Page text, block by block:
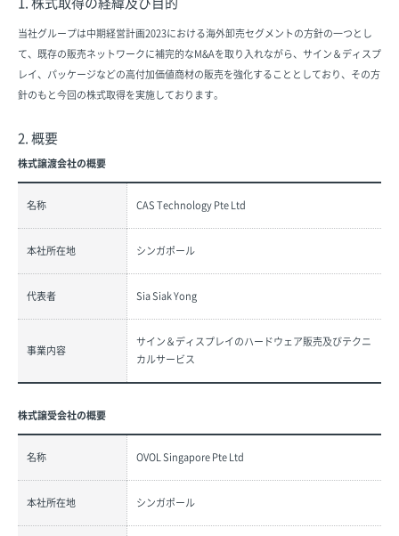
当社グループは中期経営計画2023における海外卸売セグメントの方針の一つとし
て、既存の販売ネットワークに補完的なM&Aを取り入れながら、サイン＆ディスプ
レイ、パッケージなどの高付加価値商材の販売を強化することとしており、その方
針のもと今回の株式取得を実施しております。
2. 概要
株式譲渡会社の概要
名称 CAS Technology Pte Ltd
本社所在地 シンガポール
代表者 Sia Siak Yong
事業内容
サイン＆ディスプレイのハードウェア販売及びテクニ
カルサービス
株式譲受会社の概要
名称 OVOL Singapore Pte Ltd
本社所在地 シンガポール